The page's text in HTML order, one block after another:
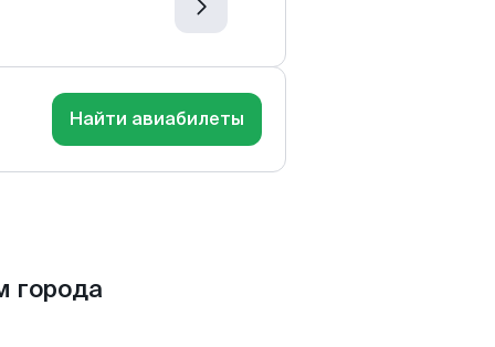
Найти авиабилеты
города